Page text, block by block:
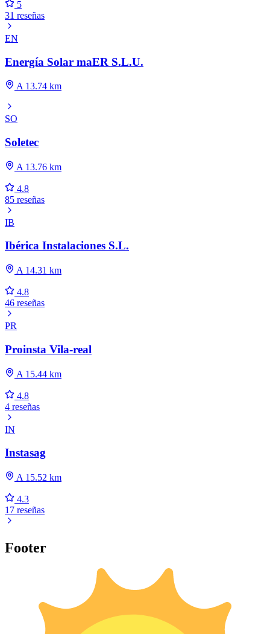
5
31 reseñas
EN
Energía Solar maER S.L.U.
A 13.74 km
SO
Soletec
A 13.76 km
4.8
85 reseñas
IB
Ibérica Instalaciones S.L.
A 14.31 km
4.8
46 reseñas
PR
Proinsta Vila-real
A 15.44 km
4.8
4 reseñas
IN
Instasag
A 15.52 km
4.3
17 reseñas
Footer